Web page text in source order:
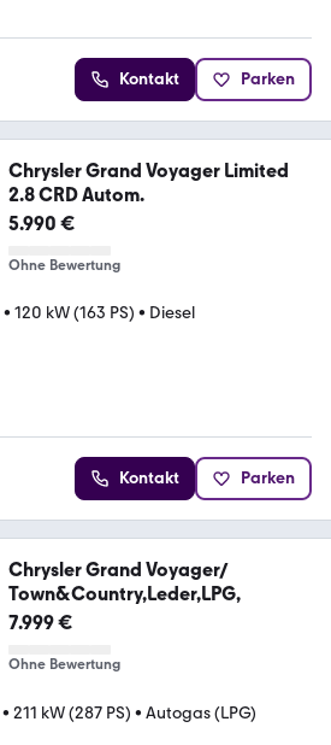
Kontakt Parken
Chrysler Grand Voyager Limited
2.8 CRD Autom.
5.990 €
Ohne Bewertung
• 120 kW (163 PS) • Diesel
Kontakt Parken
Chrysler Grand Voyager/
Town&Country,Leder,LPG,
7.999 €
Ohne Bewertung
• 211 kW (287 PS) • Autogas (LPG)